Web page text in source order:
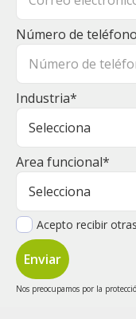
Número de teléfono
Industria*
Area funcional*
Acepto recibir
Nos preocupamos por la